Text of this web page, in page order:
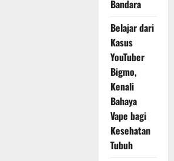
Bandara
Belajar dari
Kasus
YouTuber
Bigmo,
Kenali
Bahaya
Vape bagi
Kesehatan
Tubuh